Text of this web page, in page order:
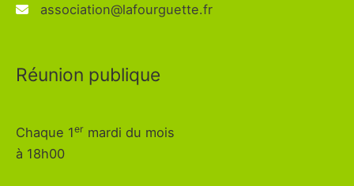
association@lafourguette.fr
Réunion publique
Chaque 1er mardi du mois
à 18h00